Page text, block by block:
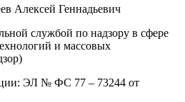
Алексей Геннадьевич
службой по надзору в сфере
и массовых
ЭЛ № ФС 77 – 73244 от